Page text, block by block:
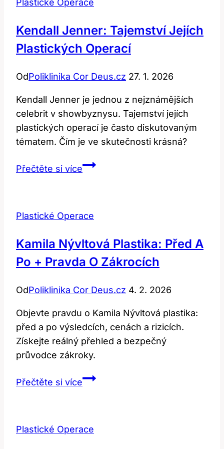
Plastické Operace
Kendall Jenner: Tajemství Jejích
Plastických Operací
OdPoliklinika Cor Deus.cz 27. 1. 2026
Kendall Jenner je jednou z nejznámějších
celebrit v showbyznysu. Tajemství jejích
plastických operací je často diskutovaným
tématem. Čím je ve skutečnosti krásná?
Přečtěte si víceKendall
Plastických
Plastické Operace
Kamila Nývltová Plastika: Před A
Po + Pravda O Zákrocích
OdPoliklinika Cor Deus.cz 4. 2. 2026
Objevte pravdu o Kamila Nývltová plastika:
před a po výsledcích, cenách a rizicích.
Získejte reálný přehled a bezpečný
průvodce zákroky.
Přečtěte si víceKamila
a
Plastické Operace